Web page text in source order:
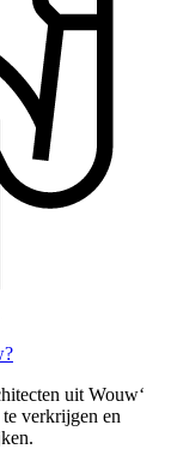
uit Wouw‘
verkrijgen en